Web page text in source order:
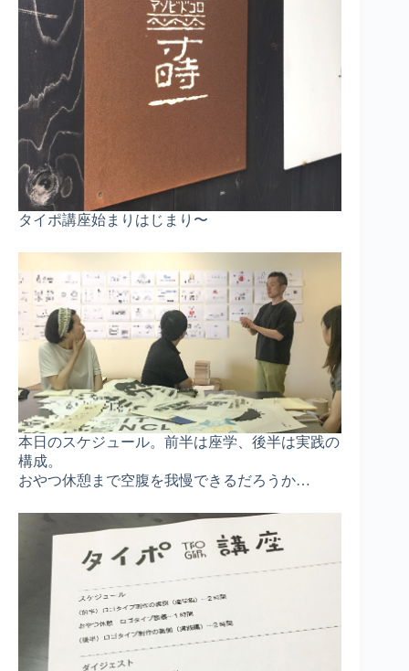
タイポ講座始まりはじまり〜
本日のスケジュール。前半は座学、後半は実践の
構成。
おやつ休憩まで空腹を我慢できるだろうか…